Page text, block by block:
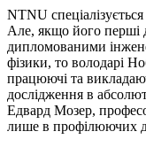
NTNU
Але, якщо його перші
дипломованими
фізики, то володарі
працюючі та
дослідження в
Едвард Мозер,
лише в профілюючих